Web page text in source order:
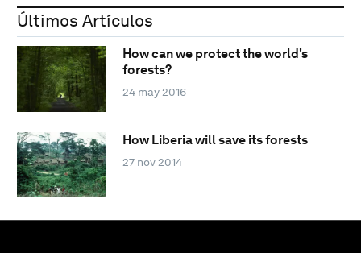
Últimos Artículos
How can we protect the world's
forests?
24 may 2016
How Liberia will save its forests
27 nov 2014